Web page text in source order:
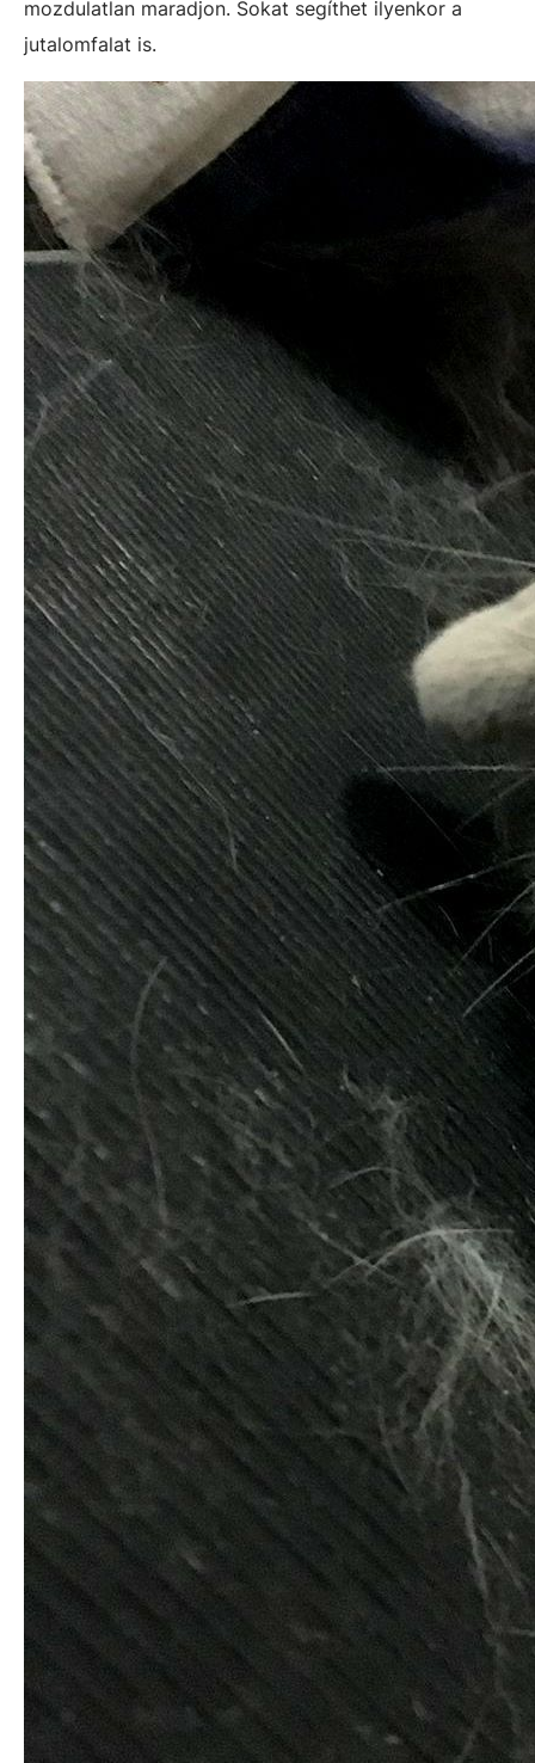
mozdulatlan maradjon. Sokat segíthet ilyenkor a
jutalomfalat is.